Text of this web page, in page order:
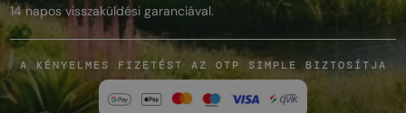
14 napos visszaküldési garanciával.
A KÉNYELMES FIZETÉST AZ OTP SIMPLE BIZTOSÍTJA